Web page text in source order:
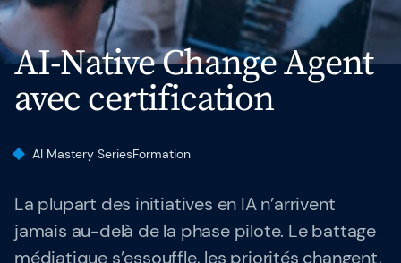
Calendrier
Formations Intra-Entreprise
Formateurs
Articles & Ressources
Indicateurs de performance
AI-Native Change Agent
avec certification
AI Mastery SeriesFormation
La plupart des initiatives en IA n’arrivent
jamais au-delà de la phase pilote. Le battage
médiatique s’essouffle, les priorités changent,